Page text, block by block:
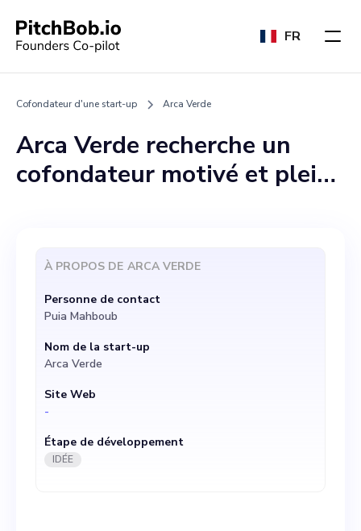
FR
Cofondateur d'une start-up Arca Verde
Arca Verde recherche un
cofondateur motivé et plein
l'énergie solaire en
Sardaigne. Forts de notre
conviction qu'il est
important d'unir les
entreprises locales
d'installations solaires pour
des projets de grande
envergure, nous visons à
À PROPOS DE ARCA VERDE
Personne de contact
Puia Mahboub
Nom de la start-up
Arca Verde
Site Web
-
Étape de développement
IDÉE